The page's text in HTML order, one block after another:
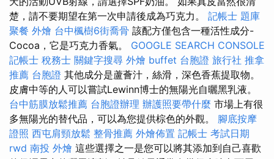
楚，請不要期望在第一次申請後成為巧克力。 記帳士 題庫
聚餐 外燴 台中楓樹6街喬骨 該配方僅包含一種活性成分-
Cocoa，它是巧克力香氣。 GOOGLE SEARCH CONSOLE
記帳士 稅務士 關鍵字搜尋 外燴 buffet 台胞證 旅行社 推拿
推薦 台胞證 其他成分是蘆薈汁，絲滑，深色香蕉提取物。
皮膚中等的人可以嘗試Lewinn博士的無陽光自曬黑乳液。
台中筋膜放鬆推薦 台胞證辦理 辦護照要帶什麼 市場上有很
多無陽光的替代品，可以為您提供棕色的外觀。 腳底按摩
證照 西屯肩頸放鬆 整骨推薦 外燴佈置 記帳士 考試日期
rwd 南投 外燴 這些選擇之一是您可以將其添加到自己喜歡